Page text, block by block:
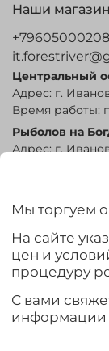
Наши
+79605000208
Центральный
Адрес: г.
Время работы:
Рыболов на
Адрес: г.
Время работы:
Адрес: г.
Время работы:
Мы торгуем
На сайте
цен и
процедуру
С вами
информации